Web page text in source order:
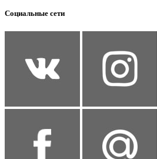
Социальные сети